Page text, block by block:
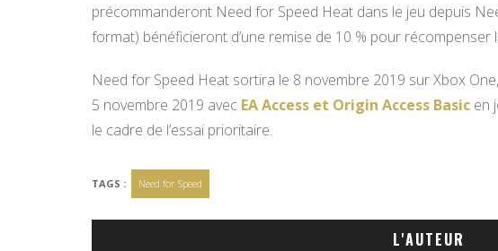
précommanderont Need for Speed Heat dans le jeu depuis
format) bénéficieront d’une remise de 10 % pour récompenser
Need for Speed Heat sortira le 8 novembre 2019 sur Xbox
5 novembre 2019 avec EA Access et Origin Access Basic en
le cadre de l’essai prioritaire.
TAGS : Need for Speed
L'AUTEUR